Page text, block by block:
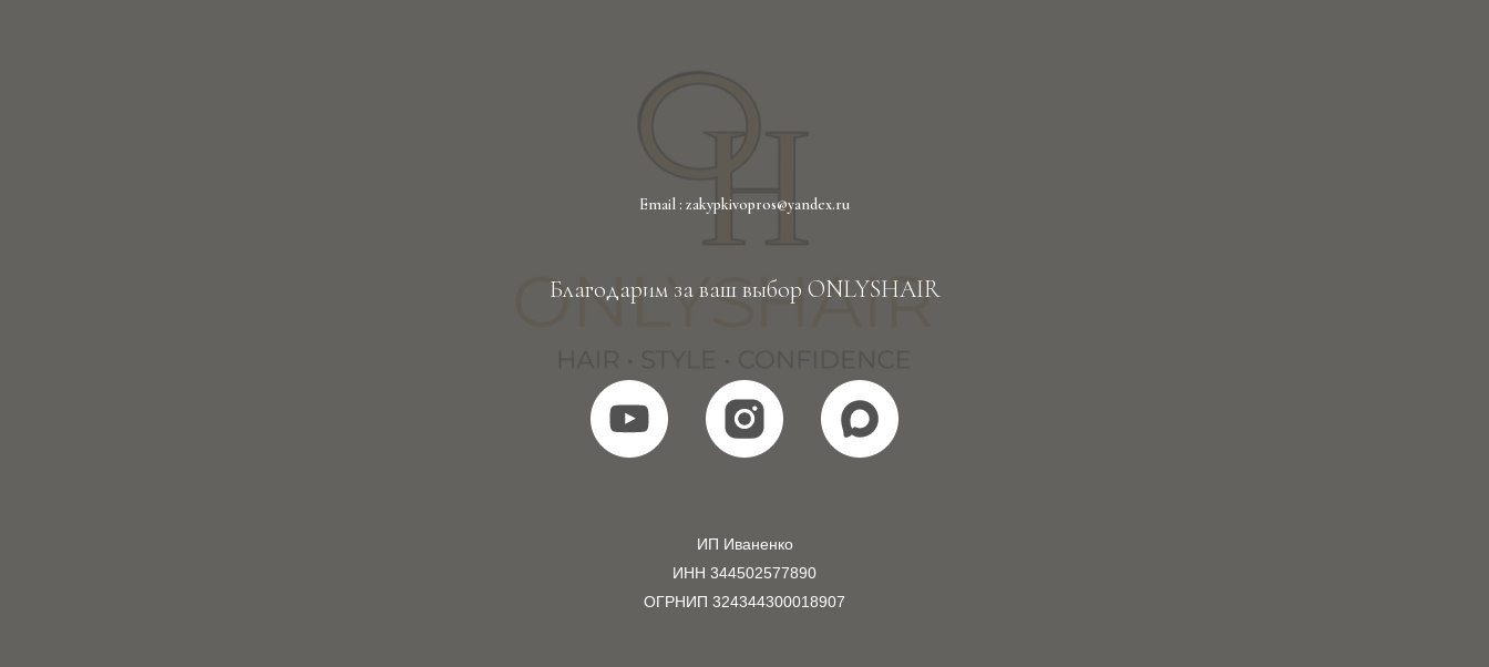
Email : zakypkivopros@yandex.ru
Благодарим за ваш выбор ONLYSHAIR
ИП Иваненко
ИНН 344502577890
ОГРНИП 324344300018907